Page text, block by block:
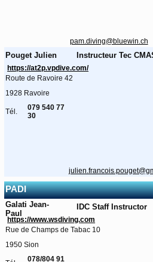
pam.diving@bluewin.ch
Pouget Julien Instructeur Tec
https://at2p.vpdive.com/
Route de Ravoire 42
1928 Ravoire
Tél.
079 540 77
30
PADI
Galati Jean-
Paul
IDC Staff Instructor
https://www.wsdiving.com
Rue de Champs de Tabac 10
1950 Sion
078/804 91